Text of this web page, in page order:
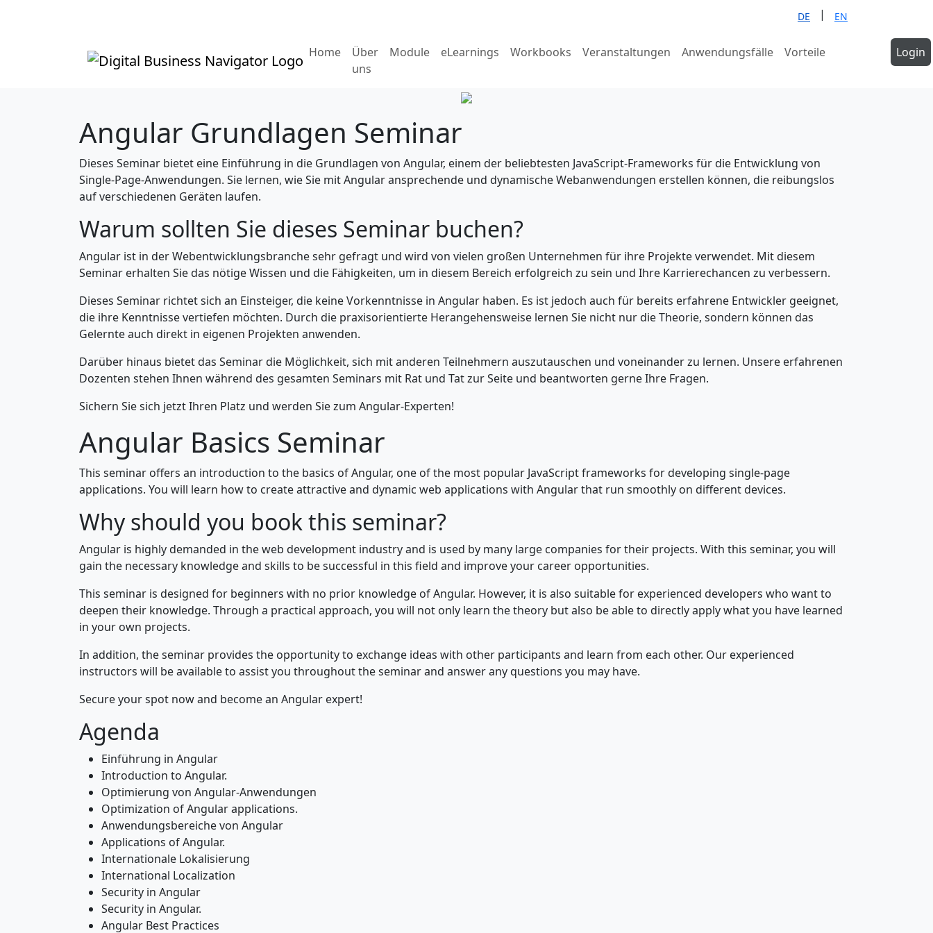
DE | EN
Home
Über
uns
Module eLearnings Workbooks Veranstaltungen Anwendungsfälle Vorteile Login
Angular Grundlagen Seminar
Dieses Seminar bietet eine Einführung in die Grundlagen von Angular, einem der beliebtesten JavaScript-Frameworks für die Entwicklung von
Single-Page-Anwendungen. Sie lernen, wie Sie mit Angular ansprechende und dynamische Webanwendungen erstellen können, die reibungslos
auf verschiedenen Geräten laufen.
Warum sollten Sie dieses Seminar buchen?
Angular ist in der Webentwicklungsbranche sehr gefragt und wird von vielen großen Unternehmen für ihre Projekte verwendet. Mit diesem
Seminar erhalten Sie das nötige Wissen und die Fähigkeiten, um in diesem Bereich erfolgreich zu sein und Ihre Karrierechancen zu verbessern.
Dieses Seminar richtet sich an Einsteiger, die keine Vorkenntnisse in Angular haben. Es ist jedoch auch für bereits erfahrene Entwickler geeignet,
die ihre Kenntnisse vertiefen möchten. Durch die praxisorientierte Herangehensweise lernen Sie nicht nur die Theorie, sondern können das
Gelernte auch direkt in eigenen Projekten anwenden.
Darüber hinaus bietet das Seminar die Möglichkeit, sich mit anderen Teilnehmern auszutauschen und voneinander zu lernen. Unsere erfahrenen
Dozenten stehen Ihnen während des gesamten Seminars mit Rat und Tat zur Seite und beantworten gerne Ihre Fragen.
Sichern Sie sich jetzt Ihren Platz und werden Sie zum Angular-Experten!
Angular Basics Seminar
This seminar offers an introduction to the basics of Angular, one of the most popular JavaScript frameworks for developing single-page
applications. You will learn how to create attractive and dynamic web applications with Angular that run smoothly on different devices.
Why should you book this seminar?
Angular is highly demanded in the web development industry and is used by many large companies for their projects. With this seminar, you will
gain the necessary knowledge and skills to be successful in this field and improve your career opportunities.
This seminar is designed for beginners with no prior knowledge of Angular. However, it is also suitable for experienced developers who want to
deepen their knowledge. Through a practical approach, you will not only learn the theory but also be able to directly apply what you have learned
in your own projects.
In addition, the seminar provides the opportunity to exchange ideas with other participants and learn from each other. Our experienced
instructors will be available to assist you throughout the seminar and answer any questions you may have.
Secure your spot now and become an Angular expert!
Agenda
Einführung in Angular
Introduction to Angular.
Optimierung von Angular-Anwendungen
Optimization of Angular applications.
Anwendungsbereiche von Angular
Applications of Angular.
Internationale Lokalisierung
International Localization
Security in Angular
Security in Angular.
Angular Best Practices